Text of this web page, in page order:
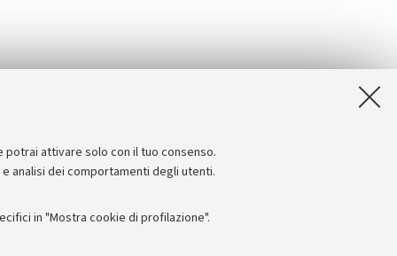
attivare solo con il tuo consenso.
analisi dei comportamenti degli utenti.
in "Mostra cookie di profilazione".